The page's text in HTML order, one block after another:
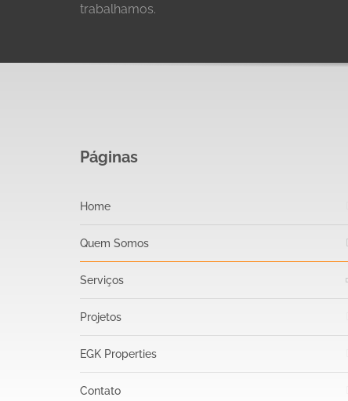
trabalhamos.
Páginas
Home
Quem Somos
Serviços
Projetos
EGK Properties
Contato